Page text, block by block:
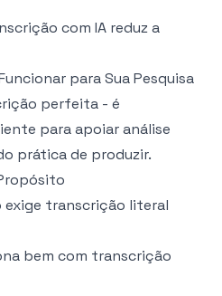
com IA reduz a
para Sua Pesquisa
perfeita - é
para apoiar análise
prática de produzir.
exige transcrição literal
bem com transcrição